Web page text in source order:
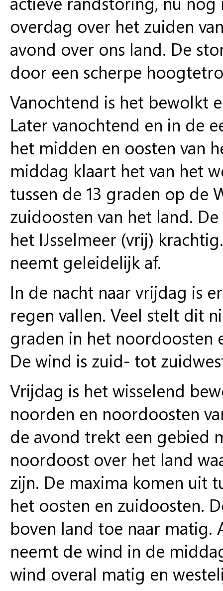
overdag over het zuiden
avond over ons land. De
door een scherpe
Vanochtend is het bewolkt
Later vanochtend en in de
het midden en oosten van
middag klaart het van het
tussen de 13 graden op de
zuidoosten van het land.
het IJsselmeer (vrij)
neemt geleidelijk af.
In de nacht naar vrijdag is
regen vallen. Veel stelt dit
graden in het noordoosten
De wind is zuid- tot
Vrijdag is het wisselend
noorden en noordoosten
de avond trekt een gebied
noordoost over het land
zijn. De maxima komen uit
het oosten en zuidoosten.
boven land toe naar matig.
neemt de wind in de
wind overal matig en